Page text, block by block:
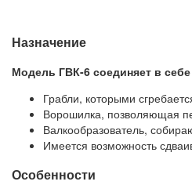
Назначение
Модель ГВК-6 соединяет в
Грабли, которыми
Ворошилка, позволяющая
Валкообразователь,
Имеется возможность
Особенности